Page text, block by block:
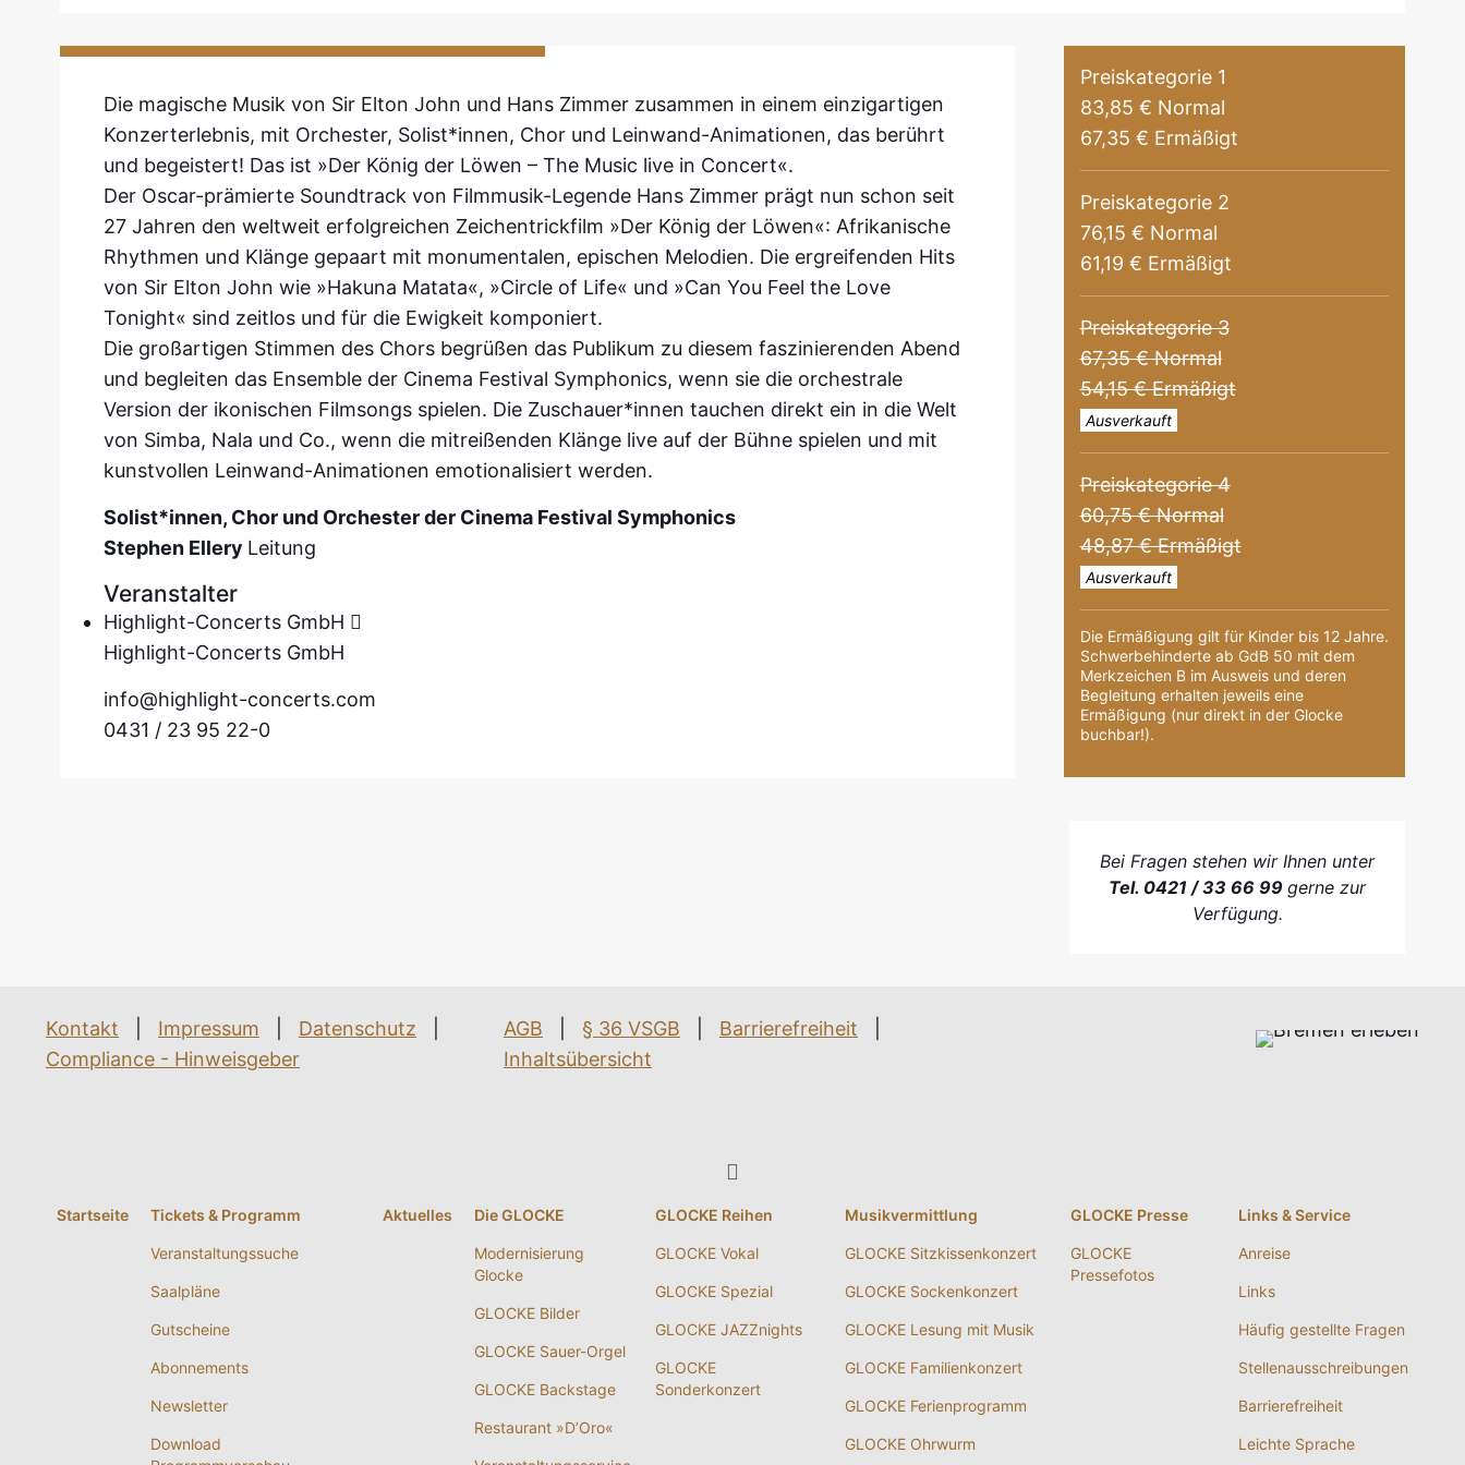
Die magische Musik von Sir Elton John und Hans Zimmer zusammen in einem einzigartigen
Konzerterlebnis, mit Orchester, Solist*innen, Chor und Leinwand-Animationen, das berührt
und begeistert! Das ist »Der König der Löwen – The Music live in Concert«.
Der Oscar-prämierte Soundtrack von Filmmusik-Legende Hans Zimmer prägt nun schon seit
27 Jahren den weltweit erfolgreichen Zeichentrickfilm »Der König der Löwen«: Afrikanische
Rhythmen und Klänge gepaart mit monumentalen, epischen Melodien. Die ergreifenden Hits
von Sir Elton John wie »Hakuna Matata«, »Circle of Life« und »Can You Feel the Love
Tonight« sind zeitlos und für die Ewigkeit komponiert.
Die großartigen Stimmen des Chors begrüßen das Publikum zu diesem faszinierenden Abend
und begleiten das Ensemble der Cinema Festival Symphonics, wenn sie die orchestrale
Version der ikonischen Filmsongs spielen. Die Zuschauer*innen tauchen direkt ein in die Welt
von Simba, Nala und Co., wenn die mitreißenden Klänge live auf der Bühne spielen und mit
kunstvollen Leinwand-Animationen emotionalisiert werden.
Solist*innen, Chor und Orchester der Cinema Festival Symphonics
Stephen Ellery Leitung
Veranstalter
Highlight-Concerts GmbH
Highlight-Concerts GmbH
info@highlight-concerts.com
0431 / 23 95 22-0
Preiskategorie 1
83,85 € Normal
67,35 € Ermäßigt
Preiskategorie 2
76,15 € Normal
61,19 € Ermäßigt
Preiskategorie 3
67,35 € Normal
54,15 € Ermäßigt
Ausverkauft
Preiskategorie 4
60,75 € Normal
48,87 € Ermäßigt
Ausverkauft
Die Ermäßigung gilt für Kinder bis 12 Jahre.
Schwerbehinderte ab GdB 50 mit dem
Merkzeichen B im Ausweis und deren
Begleitung erhalten jeweils eine
Ermäßigung (nur direkt in der Glocke
buchbar!).
Bei Fragen stehen wir Ihnen unter
Tel. 0421 / 33 66 99gerne zur
Verfügung.
Kontakt Impressum Datenschutz
Compliance - Hinweisgeber
AGB § 36 VSGB Barrierefreiheit
Inhaltsübersicht
Startseite Tickets & Programm
Veranstaltungssuche
Saalpläne
Gutscheine
Abonnements
Newsletter
Download
Aktuelles Die GLOCKE
Modernisierung
Glocke
GLOCKE Bilder
GLOCKE Sauer-Orgel
GLOCKE Backstage
Restaurant »D’Oro«
GLOCKE Reihen
GLOCKE Vokal
GLOCKE Spezial
GLOCKE JAZZnights
GLOCKE
Sonderkonzert
Musikvermittlung
GLOCKE Sitzkissenkonzert
GLOCKE Sockenkonzert
GLOCKE Lesung mit Musik
GLOCKE Familienkonzert
GLOCKE Ferienprogramm
GLOCKE Ohrwurm
GLOCKE Presse
GLOCKE
Pressefotos
Links & Service
Anreise
Links
Häufig gestellte Fragen
Stellenausschreibungen
Barrierefreiheit
Leichte Sprache